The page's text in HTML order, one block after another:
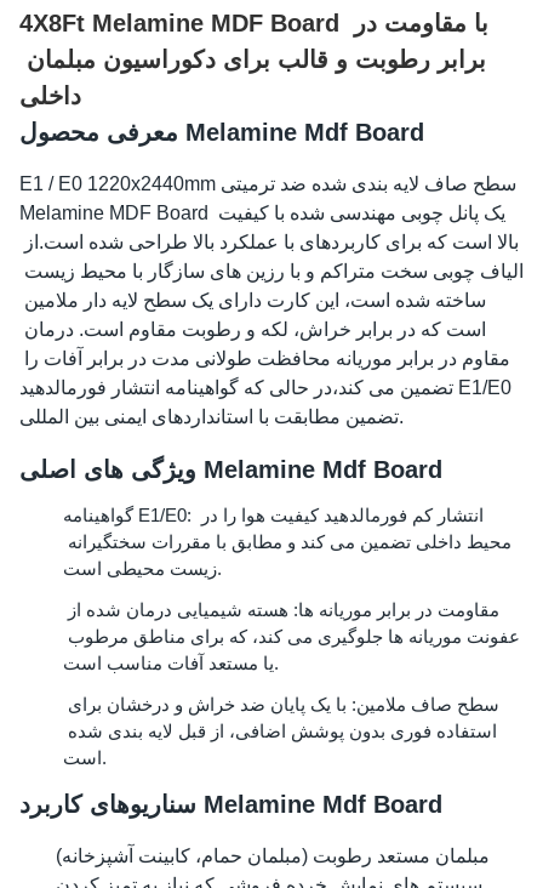
4X8Ft Melamine MDF Board با مقاومت در
داخلی
معرفی محصول Melamine Mdf Board
E1 / E0 1220x2440mm سطح صاف لایه بندی شده ضد ترمیتی
Melamine MDF Board یک پانل چوبی مهندسی شده با کیفیت
تضمین می کند،در حالی که گواهینامه انتشار فورمالدهید E1/E0
تضمین مطابقت با استانداردهای ایمنی بین المللی.
ویژگی های اصلی Melamine Mdf Board
گواهینامه E1/E0: انتشار کم فورمالدهید کیفیت هوا را در
زیست محیطی است.
یا مستعد آفات مناسب است.
است.
سناریوهای کاربرد Melamine Mdf Board
مبلمان مستعد رطوبت (مبلمان حمام، کابینت آشپزخانه)